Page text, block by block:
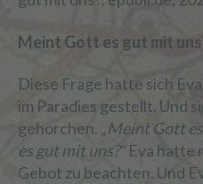
Meint Gott es gut mit
Diese Frage hatte sich
im Paradies gestellt. Und
gehorchen. „Meint Gott
es gut mit uns?“Eva hatte
Gebot zu beachten. Und